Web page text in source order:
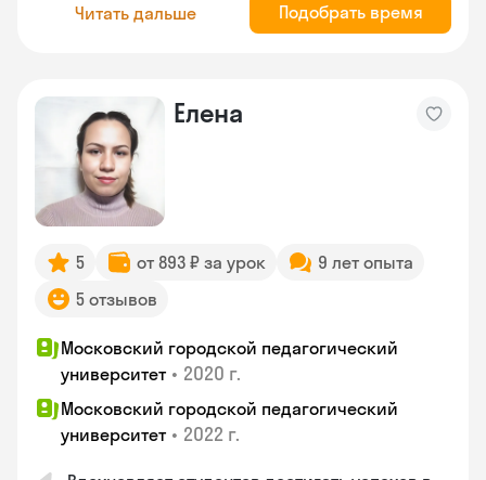
Читать дальше Подобрать время
Елена
5 от 893 ₽ за урок
9 лет опыта
5 отзывов
Московский городской педагогический
университет • 2020 г.
Московский городской педагогический
университет • 2022 г.